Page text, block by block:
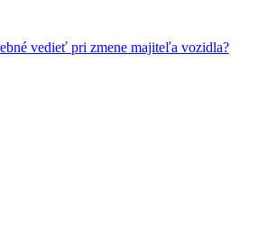
vedieť pri zmene majiteľa vozidla?